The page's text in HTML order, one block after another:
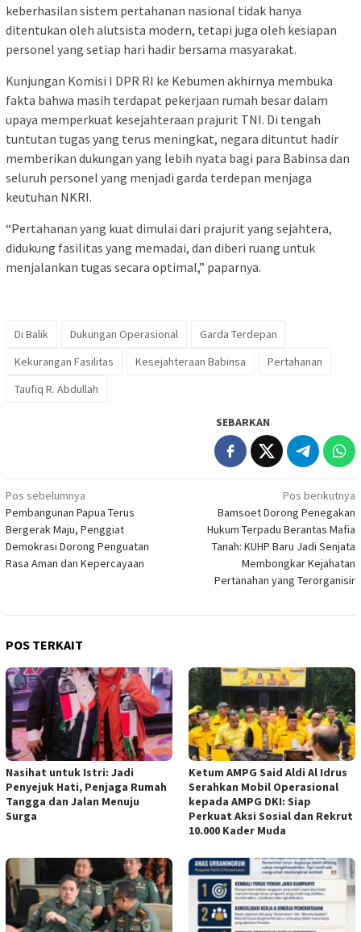
keberhasilan sistem pertahanan nasional tidak hanya
ditentukan oleh alutsista modern, tetapi juga oleh kesiapan
personel yang setiap hari hadir bersama masyarakat.
Kunjungan Komisi I DPR RI ke Kebumen akhirnya membuka
fakta bahwa masih terdapat pekerjaan rumah besar dalam
upaya memperkuat kesejahteraan prajurit TNI. Di tengah
tuntutan tugas yang terus meningkat, negara dituntut hadir
memberikan dukungan yang lebih nyata bagi para Babinsa dan
seluruh personel yang menjadi garda terdepan menjaga
keutuhan NKRI.
“Pertahanan yang kuat dimulai dari prajurit yang sejahtera,
didukung fasilitas yang memadai, dan diberi ruang untuk
menjalankan tugas secara optimal,” paparnya.
Di Balik Dukungan Operasional
Garda Terdepan
Kekurangan Fasilitas
Kesejahteraan Babinsa
Pertahanan
Taufiq R. Abdullah
SEBARKAN
Navigasi
pos
Pos sebelumnya
Pembangunan Papua Terus
Bergerak Maju, Penggiat
Demokrasi Dorong Penguatan
Rasa Aman dan Kepercayaan
Pos berikutnya
Bamsoet Dorong Penegakan
Hukum Terpadu Berantas Mafia
Tanah: KUHP Baru Jadi Senjata
Membongkar Kejahatan
Pertanahan yang Terorganisir
POS TERKAIT
Nasihat untuk Istri: Jadi
Penyejuk Hati, Penjaga Rumah
Tangga dan Jalan Menuju
Surga
Ketum AMPG Said Aldi Al Idrus
Serahkan Mobil Operasional
kepada AMPG DKI: Siap
Perkuat Aksi Sosial dan Rekrut
10.000 Kader Muda